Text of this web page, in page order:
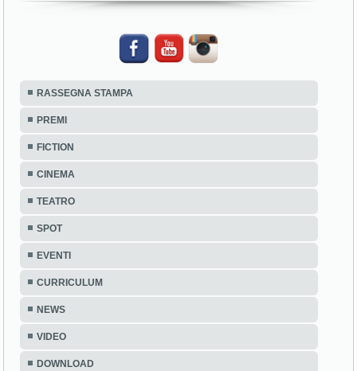
RASSEGNA STAMPA
PREMI
FICTION
CINEMA
TEATRO
SPOT
EVENTI
CURRICULUM
NEWS
VIDEO
DOWNLOAD